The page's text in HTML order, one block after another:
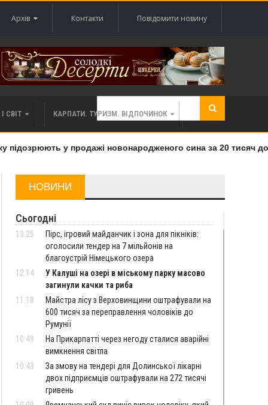
Архів Контакти Повідомити новину
СВІТ КАРПАТИ. ТУРИЗМ. ВІДПОЧИНОК
у продажі новонародженого сина за 20 тисяч
НОВИНИ
Сьогодні
13:25
Пірс, ігровий майданчик і зона для пікніків:
оголосили тендер на 7 мільйонів на
благоустрій Німецького озера
12:14
У Калуші на озері в міському парку масово
загинули качки та риба
11:18
Майстра лісу з Верховинщини оштрафували на
600 тисяч за переправлення чоловіків до
Румунії
10:49
На Прикарпатті через негоду сталися аварійні
вимкнення світла
10:43
За змову на тендері для Долинської лікарні
двох підприємців оштрафували на 272 тисячі
гривень